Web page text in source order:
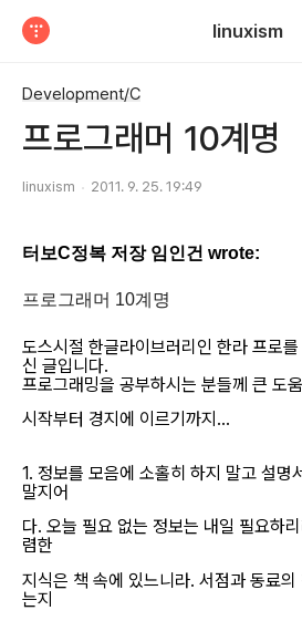
linuxism
Development/C
프로그래머 10계명
linuxism 2011. 9. 25. 19:49
터보C정복 저장 임인건 wrote:
프로그래머 10계명
도스시절 한글라이브러리인 한라 프로
신 글입니다.
프로그래밍을 공부하시는 분들께 큰 도
시작부터 경지에 이르기까지…
1. 정보를 모음에 소홀히 하지 말고 설명
말지어
다. 오늘 필요 없는 정보는 내일 필요하
렴한
지식은 책 속에 있느니라. 서점과 동료
는지